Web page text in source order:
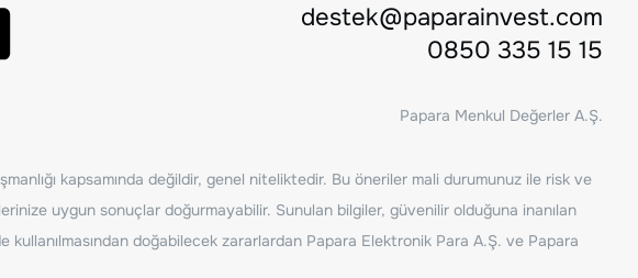
destek@paparainvest.com
0850 335 15 15
Papara Menkul Değerler A.Ş.
kapsamında değildir, genel niteliktedir. Bu öneriler mali durumunuz ile risk ve
uygun sonuçlar doğurmayabilir. Sunulan bilgiler, güvenilir olduğuna inanılan
doğabilecek zararlardan Papara Elektronik Para A.Ş. ve Papara